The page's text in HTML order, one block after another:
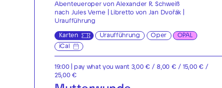
Abenteueroper von Alexander R. Schweiß
nach Jules Verne | Libretto von Jan Dvořák |
Uraufführung
Karten Uraufführung Oper
OPAL
iCal
19:00 | pay what you want 3,00 € / 8,00 € / 15,00 € /
25,00 €